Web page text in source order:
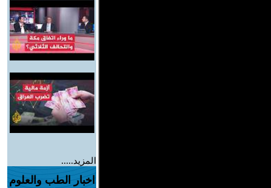
المزيد.....
اخبار الطب والعلوم